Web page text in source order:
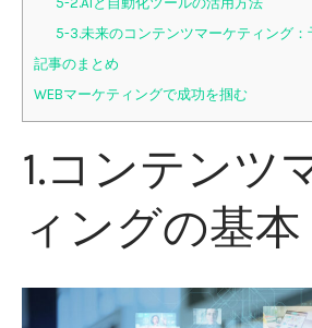
5-3.未来のコンテンツマーケティング：
記事のまとめ
WEBマーケティングで成功を掴む
1.コンテンツ
ィングの基本